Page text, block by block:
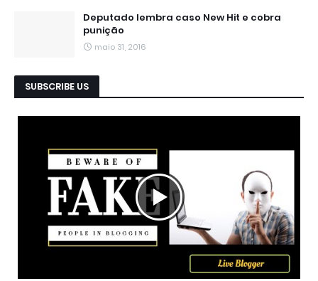
Deputado lembra caso New Hit e cobra
punição
maio 31, 2016
SUBSCRIBE US